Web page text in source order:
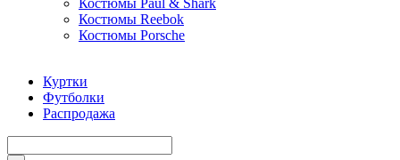
Костюмы Paul & Shark
Костюмы Reebok
Костюмы Porsche
Куртки
Футболки
Распродажа